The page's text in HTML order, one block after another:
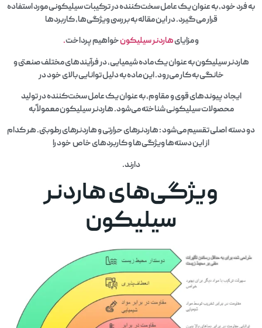
به فرد خود، به عنوان یک عامل سخت‌کننده در ترکیبات سیلیکونی مورد استفاده
قرار می‌گیرد. در این مقاله به بررسی ویژگی‌ها، کاربردها
و مزایایهاردنر سیلیکونخواهیم پرداخت.
هاردنر سیلیکون به عنوان یک ماده شیمیایی، در فرآیندهای مختلف صنعتی و
خانگی به کار می‌رود. این ماده به دلیل توانایی بالای خود در
ایجاد پیوندهای قوی و مقاوم، به عنوان یک عامل سخت‌کننده در تولید
محصولات سیلیکونی شناخته می‌شود. هاردنر سیلیکون معمولاً به
دو دسته اصلی تقسیم می‌شود : هاردنرهای حرارتی و هاردنرهای رطوبتی. هر کدام
از این دسته‌ها ویژگی‌ها و کاربردهای خاص خود را
دارند.
ویژگی‌های هاردنر
سیلیکون